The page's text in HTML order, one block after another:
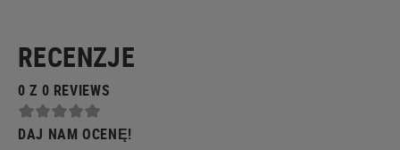
RECENZJE
0 Z 0 REVIEWS
DAJ NAM OCENĘ!